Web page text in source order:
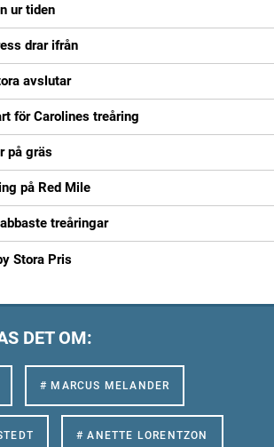
ur tiden
drar ifrån
avslutar
för Carolines treåring
på gräs
på Red Mile
treåringar
Stora Pris
DET OM:
# MARCUS MELANDER
# ANETTE LORENTZON